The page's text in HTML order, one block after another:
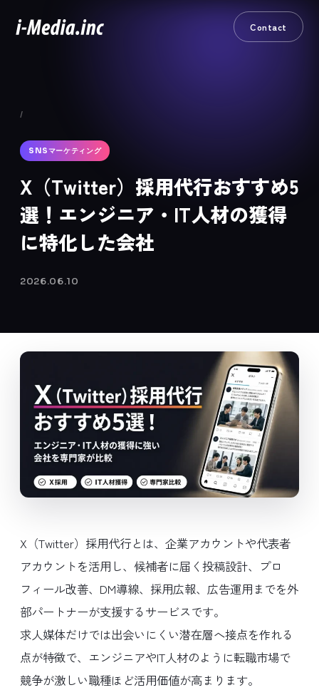
Contact
/
SNSマーケティング
X（Twitter）採用代行おすすめ5
選！エンジニア・IT人材の獲得
に特化した会社
2026.06.10
X（Twitter）採用代行とは、企業アカウントや代表者
アカウントを活用し、候補者に届く投稿設計、プロ
フィール改善、DM導線、採用広報、広告運用までを外
部パートナーが支援するサービスです。
求人媒体だけでは出会いにくい潜在層へ接点を作れる
点が特徴で、エンジニアやIT人材のように転職市場で
競争が激しい職種ほど活用価値が高まります。